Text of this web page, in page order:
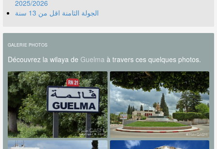
2025/2026
الجولة الثامنة اقل من 13 سنة
GALERIE PHOTOS
Découvrez la wilaya de Guelma à travers ces quelques photos.